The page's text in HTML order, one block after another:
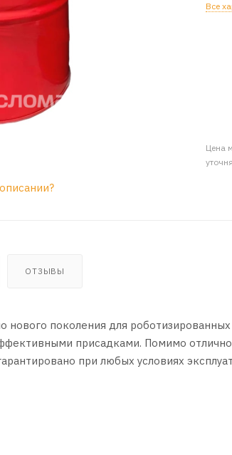
Все
Цена
ОТЗЫВЫ
поколения для
присадками. Помимо
при любых условиях